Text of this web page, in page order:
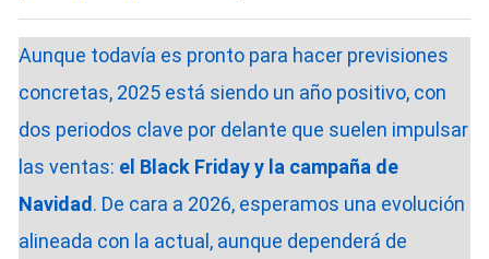
Aunque todavía es pronto para hacer previsiones
concretas, 2025 está siendo un año positivo, con
dos periodos clave por delante que suelen impulsar
las ventas: el Black Friday y la campaña de
Navidad. De cara a 2026, esperamos una evolución
alineada con la actual, aunque dependerá de